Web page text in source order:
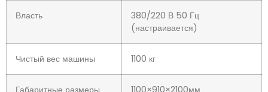
Власть
380/220 В 50 Гц
(настраивается)
Чистый вес машины 1100 кг
Габаритные размеры 1100×910×2100мм